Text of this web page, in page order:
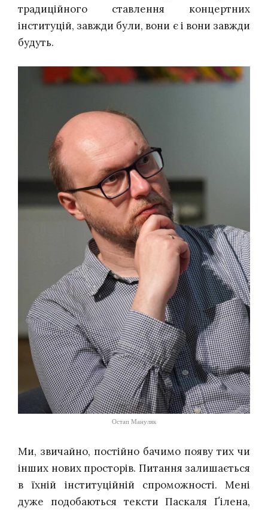
традиційного ставлення концертних
інституцій, завжди були, вони є і вони завжди
будуть.
Остап Мануляк
Ми, звичайно, постійно бачимо появу тих чи
інших нових просторів. Питання залишається
в їхній інституційній спроможності. Мені
дуже подобаються тексти Паскаля Ґілена,